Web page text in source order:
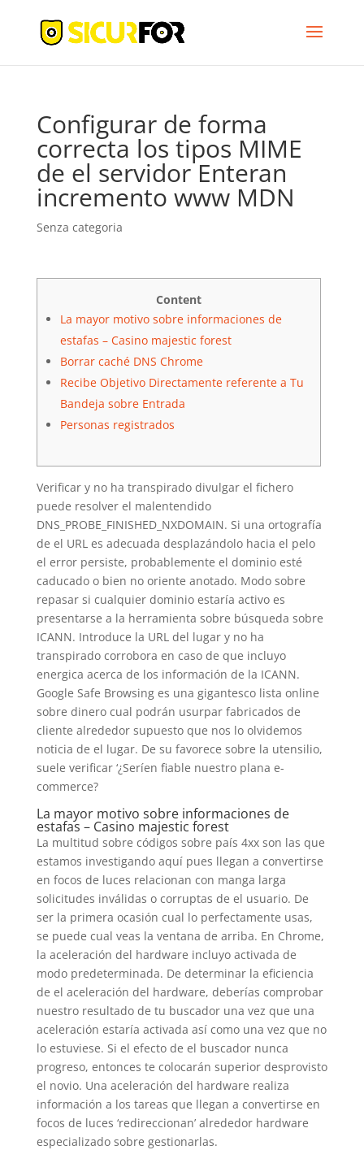
Configurar de forma
correcta los tipos MIME
de el servidor Enteran
incremento www MDN
Senza categoria
Content
La mayor motivo sobre informaciones de
estafas – Casino majestic forest
Borrar caché DNS Chrome
Recibe Objetivo Directamente referente a Tu
Bandeja sobre Entrada
Personas registrados
Verificar y no ha transpirado divulgar el fichero
puede resolver el malentendido
DNS_PROBE_FINISHED_NXDOMAIN. Si una ortografía
de el URL es adecuada desplazándolo hacia el pelo
el error persiste, probablemente el dominio esté
caducado o bien no oriente anotado. Modo sobre
repasar si cualquier dominio estaría activo es
presentarse a la herramienta sobre búsqueda sobre
ICANN. Introduce la URL del lugar y no ha
transpirado corrobora en caso de que incluyo
energica acerca de los información de la ICANN.
Google Safe Browsing es una gigantesco lista online
sobre dinero cual podrán usurpar fabricados de
cliente alrededor supuesto que nos lo olvidemos
noticia de el lugar. De su favorece sobre la utensilio,
suele verificar ‘¿Serí­en fiable nuestro plana e-
commerce?
La mayor motivo sobre informaciones de
estafas – Casino majestic forest
La multitud sobre códigos sobre país 4xx son las que
estamos investigando aquí pues llegan a convertirse
en focos de luces relacionan con manga larga
solicitudes inválidas o corruptas de el usuario. De
ser la primera ocasión cual lo perfectamente usas,
se puede cual veas la ventana de arriba. En Chrome,
la aceleración del hardware incluyo activada de
modo predeterminada. De determinar la eficiencia
de el aceleración del hardware, deberías comprobar
nuestro resultado de tu buscador una vez que una
aceleración estaría activada así­ como una vez que no
lo estuviese. Si el efecto de el buscador nunca
progreso, entonces te colocarán superior desprovisto
el novio. Una aceleración del hardware realiza
información a los tareas que llegan a convertirse en
focos de luces ‘redireccionan’ alrededor hardware
especializado sobre gestionarlas.